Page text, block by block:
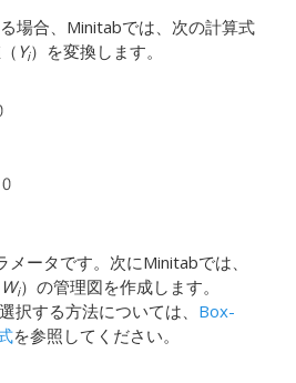
場合、Minitabでは、次の計算式
Yi）を変換します。
メータです。次にMinitabでは、
Wi）の管理図を作成します。
択する方法については、 Box-
を参照してください。